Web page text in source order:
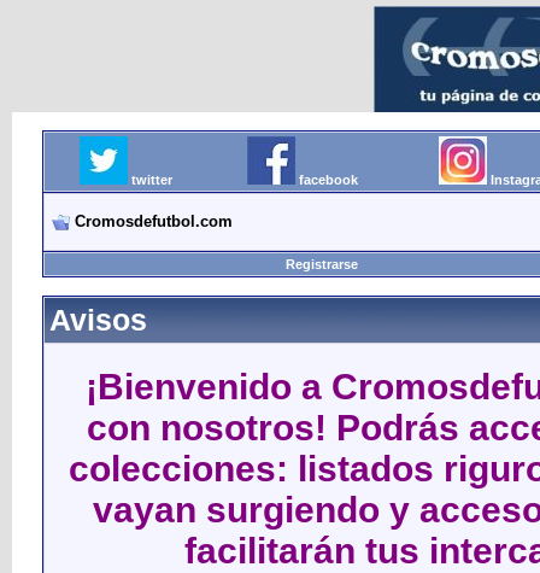
twitter facebook
Cromosdefutbol.com
Registrarse
Avisos
¡Bienvenido a
con nosotros! Podrás
colecciones: listados
vayan surgiendo y
facilitarán tus